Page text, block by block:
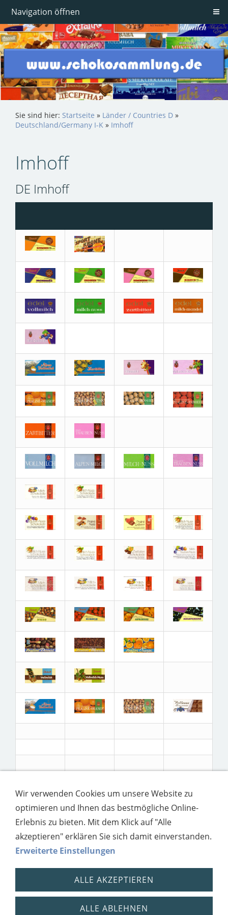
Navigation öffnen
Sie sind hier: Startseite » Länder / Countries D »
Deutschland/Germany I-K » Imhoff
Imhoff
DE Imhoff
Wir verwenden Cookies um unsere Website zu
optimieren und Ihnen das bestmögliche Online-
Erlebnis zu bieten. Mit dem Klick auf "Alle
akzeptieren" erklären Sie sich damit einverstanden.
Erweiterte Einstellungen
ALLE AKZEPTIEREN
ALLE ABLEHNEN